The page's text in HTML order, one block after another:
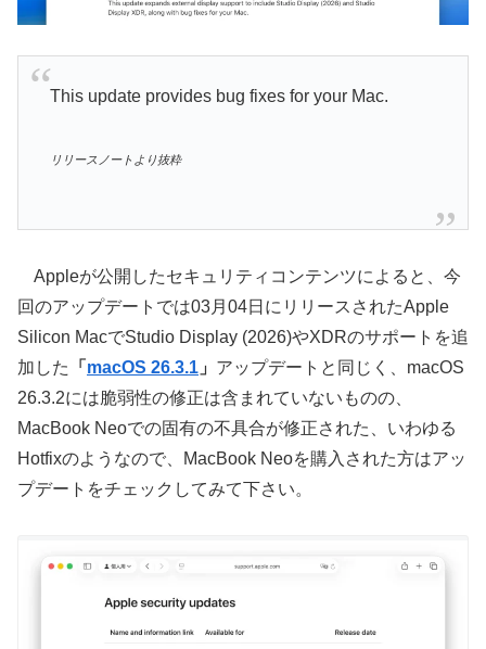
This update provides bug fixes for your Mac.
リリースノートより抜粋
Appleが公開したセキュリティコンテンツによると、今
回のアップデートでは03月04日にリリースされたApple
Silicon MacでStudio Display (2026)やXDRのサポートを追
加した
「 macOS 26.3.1 」 アップデートと同じく、macOS
26.3.2には脆弱性の修正は含まれていないものの、
MacBook Neoでの固有の不具合が修正された、いわゆる
Hotfixのようなので、MacBook Neoを購入された方はアッ
プデートをチェックしてみて下さい。